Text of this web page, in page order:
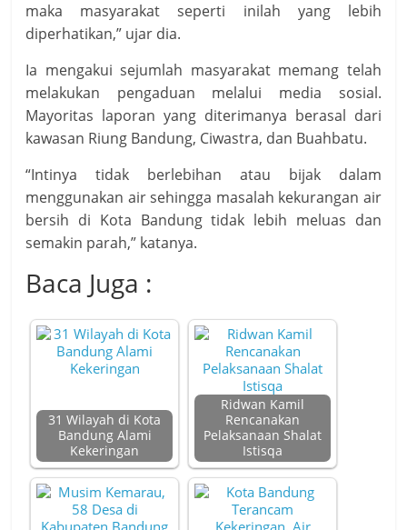
maka masyarakat seperti inilah yang lebih
diperhatikan,” ujar dia.
Ia mengakui sejumlah masyarakat memang telah
melakukan pengaduan melalui media sosial.
Mayoritas laporan yang diterimanya berasal dari
kawasan Riung Bandung, Ciwastra, dan Buahbatu.
“Intinya tidak berlebihan atau bijak dalam
menggunakan air sehingga masalah kekurangan air
bersih di Kota Bandung tidak lebih meluas dan
semakin parah,” katanya.
Baca Juga :
31 Wilayah di Kota
Bandung Alami
Kekeringan
Ridwan Kamil
Rencanakan
Pelaksanaan Shalat
Istisqa